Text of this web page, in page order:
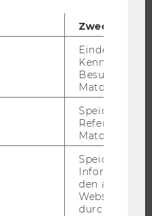
Zweck
Eindeutige
Besuchers
Matomo.
Speicherung
Referrers
Matomo.
Speicherung
den aktuellen
durch